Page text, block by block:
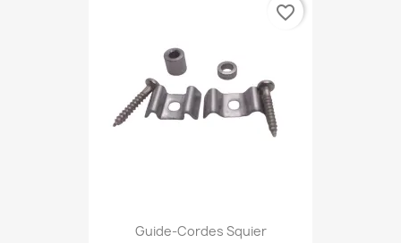
Guide-Cordes Squier
favorite_border